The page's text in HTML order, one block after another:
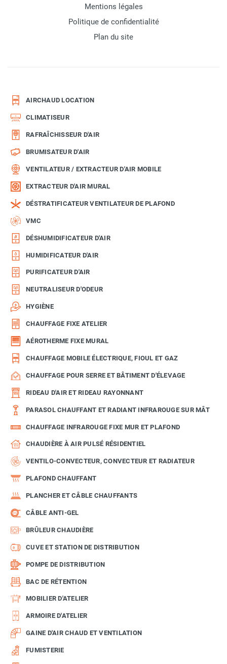
Mentions légales
Politique de confidentialité
Plan du site
AIRCHAUD LOCATION
CLIMATISEUR
RAFRAÎCHISSEUR D'AIR
BRUMISATEUR D'AIR
VENTILATEUR / EXTRACTEUR D'AIR MOBILE
EXTRACTEUR D'AIR MURAL
DÉSTRATIFICATEUR VENTILATEUR DE PLAFOND
VMC
DÉSHUMIDIFICATEUR D'AIR
HUMIDIFICATEUR D'AIR
PURIFICATEUR D'AIR
NEUTRALISEUR D'ODEUR
HYGIÈNE
CHAUFFAGE FIXE ATELIER
AÉROTHERME FIXE MURAL
CHAUFFAGE MOBILE ÉLECTRIQUE, FIOUL ET GAZ
CHAUFFAGE POUR SERRE ET BÂTIMENT D'ÉLEVAGE
RIDEAU D'AIR ET RIDEAU RAYONNANT
PARASOL CHAUFFANT ET RADIANT INFRAROUGE SUR MÂT
CHAUFFAGE INFRAROUGE FIXE MUR ET PLAFOND
CHAUDIÈRE À AIR PULSÉ RÉSIDENTIEL
VENTILO-CONVECTEUR, CONVECTEUR ET RADIATEUR
PLAFOND CHAUFFANT
PLANCHER ET CÂBLE CHAUFFANTS
CÂBLE ANTI-GEL
BRÛLEUR CHAUDIÈRE
CUVE ET STATION DE DISTRIBUTION
POMPE DE DISTRIBUTION
BAC DE RÉTENTION
MOBILIER D'ATELIER
ARMOIRE D'ATELIER
GAINE D'AIR CHAUD ET VENTILATION
FUMISTERIE